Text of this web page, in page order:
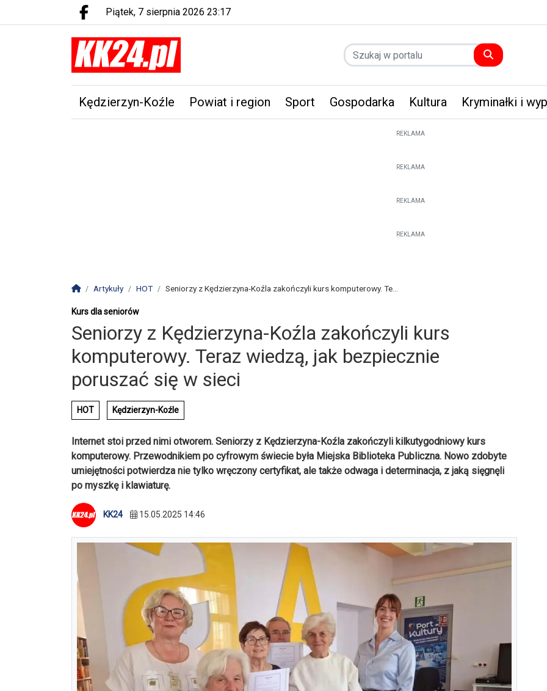
Facebook.com
piątek, 7 sierpnia 2026 23:17
Kędzierzyn-Koźle Powiat i region Sport Gospodarka Kultura Kryminałki i
REKLAMA
REKLAMA
REKLAMA
REKLAMA
Strona główna
Artykuły HOT Seniorzy z Kędzierzyna-Koźla zakończyli kurs komputerowy. Te...
Kurs dla seniorów
Seniorzy z Kędzierzyna-Koźla zakończyli kurs
komputerowy. Teraz wiedzą, jak bezpiecznie
poruszać się w sieci
HOT Kędzierzyn-Koźle
Internet stoi przed nimi otworem. Seniorzy z Kędzierzyna-Koźla zakończyli kilkutygodniowy kurs
komputerowy. Przewodnikiem po cyfrowym świecie była Miejska Biblioteka Publiczna. Nowo zdobyte
umiejętności potwierdza nie tylko wręczony certyfikat, ale także odwaga i determinacja, z jaką sięgnęli
po myszkę i klawiaturę.
KK24 15.05.2025 14:46